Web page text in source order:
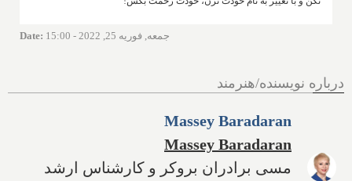
Date: جمعه, فوریه 25, 2022 - 15:00
درباره نویسنده/هنرمند
Massey Baradaran
Massey Baradaran
مسی برادران بروکر و کارشناس ارشد